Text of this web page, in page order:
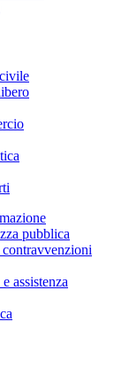
pubblica
assistenza